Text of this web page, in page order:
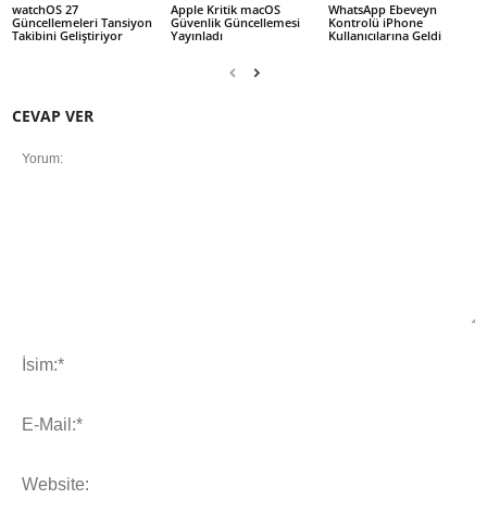
watchOS 27
Güncellemeleri Tansiyon
Takibini Geliştiriyor
Apple Kritik macOS
Güvenlik Güncellemesi
Yayınladı
WhatsApp Ebeveyn
Kontrolü iPhone
Kullanıcılarına Geldi
CEVAP VER